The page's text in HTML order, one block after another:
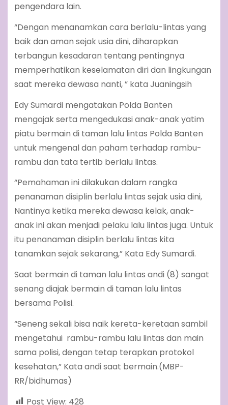
pengendara lain.
“Dengan menanamkan cara berlalu-lintas yang
baik dan aman sejak usia dini, diharapkan
terbangun kesadaran tentang pentingnya
memperhatikan keselamatan diri dan lingkungan
saat mereka dewasa nanti, ” kata Juaningsih
Edy Sumardi mengatakan Polda Banten
mengajak serta mengedukasi anak-anak yatim
piatu bermain di taman lalu lintas Polda Banten
untuk mengenal dan paham terhadap rambu-
rambu dan tata tertib berlalu lintas.
“Pemahaman ini dilakukan dalam rangka
penanaman disiplin berlalu lintas sejak usia dini,
Nantinya ketika mereka dewasa kelak, anak-
anak ini akan menjadi pelaku lalu lintas juga. Untuk
itu penanaman disiplin berlalu lintas kita
tanamkan sejak sekarang,” Kata Edy Sumardi.
Saat bermain di taman lalu lintas andi (8) sangat
senang diajak bermain di taman lalu lintas
bersama Polisi.
“Seneng sekali bisa naik kereta-keretaan sambil
mengetahui rambu-rambu lalu lintas dan main
sama polisi, dengan tetap terapkan protokol
kesehatan,” Kata andi saat bermain.(MBP-
RR/bidhumas)
Post View: 428